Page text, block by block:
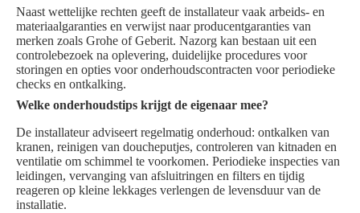
Naast wettelijke rechten geeft de installateur vaak arbeids- en
materiaalgaranties en verwijst naar producentgaranties van
merken zoals Grohe of Geberit. Nazorg kan bestaan uit een
controlebezoek na oplevering, duidelijke procedures voor
storingen en opties voor onderhoudscontracten voor periodieke
checks en ontkalking.
Welke onderhoudstips krijgt de eigenaar mee?
De installateur adviseert regelmatig onderhoud: ontkalken van
kranen, reinigen van doucheputjes, controleren van kitnaden en
ventilatie om schimmel te voorkomen. Periodieke inspecties van
leidingen, vervanging van afsluitringen en filters en tijdig
reageren op kleine lekkages verlengen de levensduur van de
installatie.